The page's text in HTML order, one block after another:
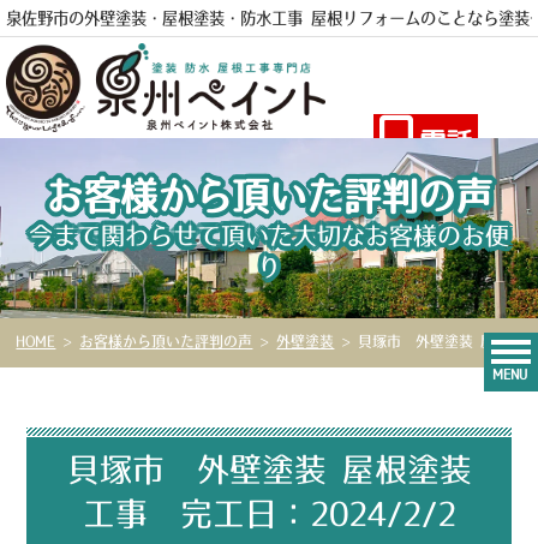
泉佐野市の外壁塗装・屋根塗装・防水工事 屋根リフォームのことなら塗装
電話
MENU
お客様から頂いた評判の声
今まで関わらせて頂いた大切なお客様のお便
り
HOME > お客様から頂いた評判の声 > 外壁塗装 > 貝塚市 外壁塗装 屋根塗装工事 完工日：2024/2/2
貝塚市 外壁塗装 屋根塗装
工事 完工日：2024/2/2